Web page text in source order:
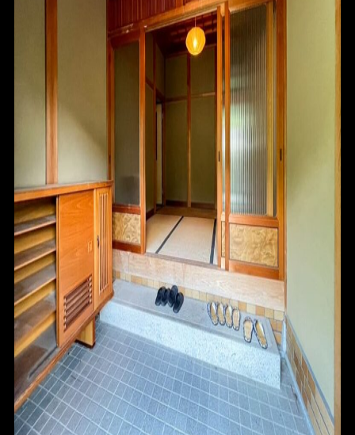
HOME
FOR SALE
FOR RENT
BLOG